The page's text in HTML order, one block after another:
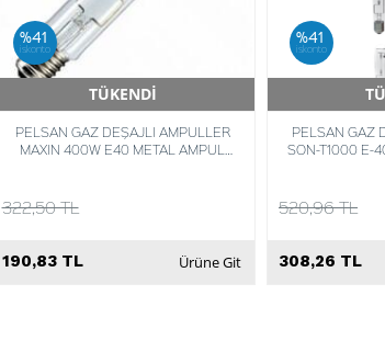
TÜKENDİ
Hızlı Teslimat
PELSAN GAZ DEŞAJLI AMPULLER
MAXIN 400W E40 METAL AMPUL
322,50 TL
%41
iskonto
190,83 TL Ürüne Git
PELSAN GAZ
SON-T1000 E-
520,96 TL
%41
iskonto
308,26 TL